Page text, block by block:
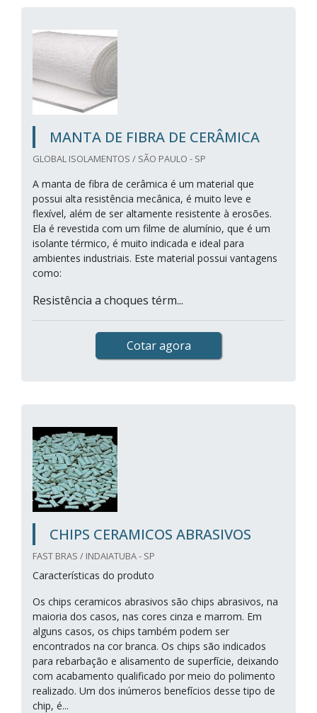
MANTA DE FIBRA DE CERÂMICA
GLOBAL ISOLAMENTOS / SÃO PAULO - SP
A manta de fibra de cerâmica é um material que
possui alta resistência mecânica, é muito leve e
flexível, além de ser altamente resistente à erosões.
Ela é revestida com um filme de alumínio, que é um
isolante térmico, é muito indicada e ideal para
ambientes industriais. Este material possui vantagens
como:
Resistência a choques térm...
Cotar agora
CHIPS CERAMICOS ABRASIVOS
FAST BRAS / INDAIATUBA - SP
Características do produto
Os chips ceramicos abrasivos são chips abrasivos, na
maioria dos casos, nas cores cinza e marrom. Em
alguns casos, os chips também podem ser
encontrados na cor branca. Os chips são indicados
para rebarbação e alisamento de superfície, deixando
com acabamento qualificado por meio do polimento
realizado. Um dos inúmeros benefícios desse tipo de
chip, é...